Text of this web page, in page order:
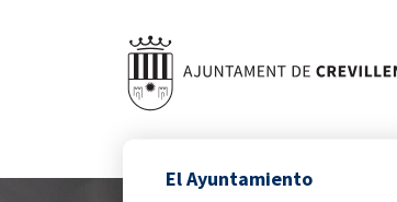
El Ayuntamiento